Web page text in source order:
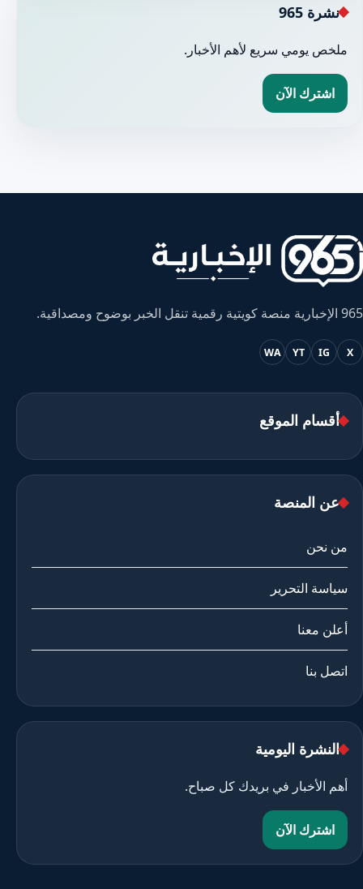
نشرة 965
ملخص يومي سريع لأهم الأخبار.
اشترك الآن
965 الإخبارية منصة كويتية رقمية تنقل الخبر بوضوح ومصداقية.
X
IG
YT
WA
أقسام الموقع
عن المنصة
من نحن
سياسة التحرير
أعلن معنا
اتصل بنا
النشرة اليومية
أهم الأخبار في بريدك كل صباح.
اشترك الآن